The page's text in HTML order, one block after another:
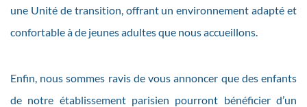
une Unité de transition, offrant un environnement adapté et
confortable à de jeunes adultes que nous accueillons.
Enfin, nous sommes ravis de vous annoncer que des enfants
de notre établissement parisien pourront bénéficier d’un